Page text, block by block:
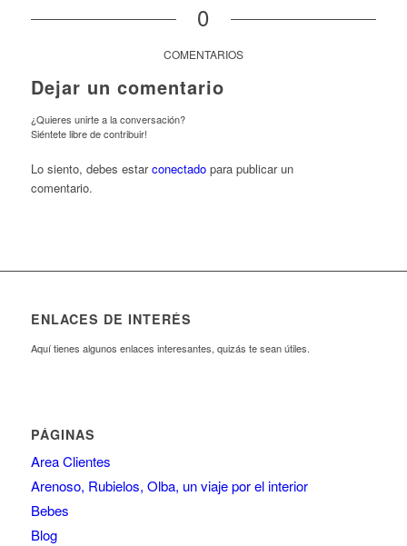
0
COMENTARIOS
Dejar un comentario
¿Quieres unirte a la conversación?
Siéntete libre de contribuir!
Lo siento, debes estarconectadopara publicar un
comentario.
ENLACES DE INTERÉS
Aquí tienes algunos enlaces interesantes, quizás te sean útiles.
PÁGINAS
Area Clientes
Arenoso, Rubielos, Olba, un viaje por el interior
Bebes
Blog